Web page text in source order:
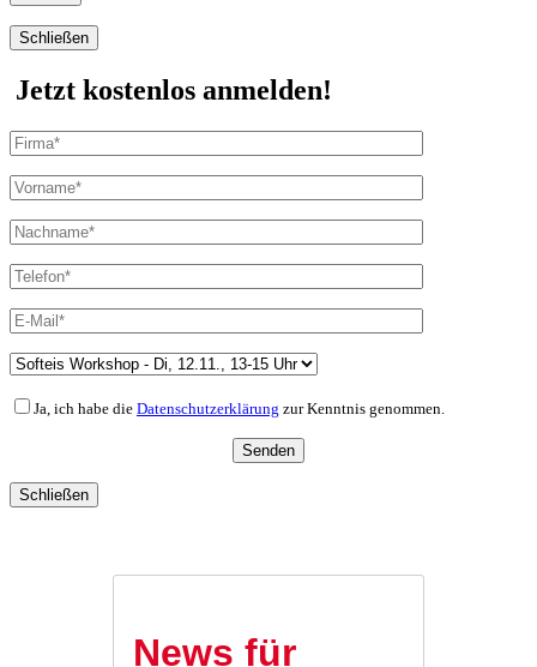
Schließen
Jetzt kostenlos anmelden!
Ja, ich habe die Datenschutzerklärung zur Kenntnis genommen.
Schließen